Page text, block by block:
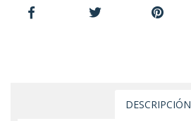
DESCRIPCIÓN